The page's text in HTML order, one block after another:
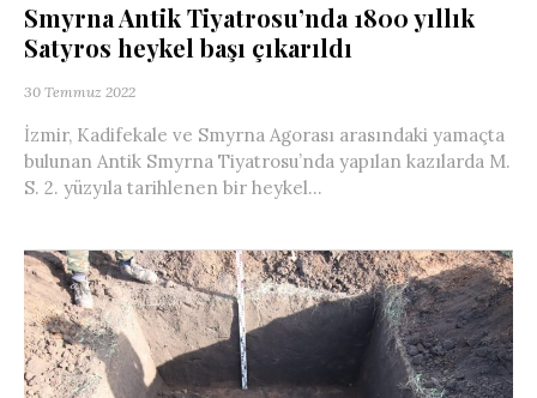
Smyrna Antik Tiyatrosu’nda 1800 yıllık
Satyros heykel başı çıkarıldı
30 Temmuz 2022
İzmir, Kadifekale ve Smyrna Agorası arasındaki yamaçta
bulunan Antik Smyrna Tiyatrosu’nda yapılan kazılarda M.
S. 2. yüzyıla tarihlenen bir heykel...